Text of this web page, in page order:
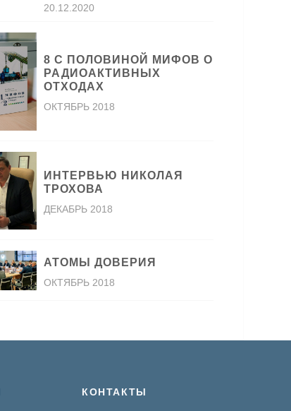
20.12.2020
8 С ПОЛОВИНОЙ МИФОВ О
РАДИОАКТИВНЫХ
ОТХОДАХ
ОКТЯБРЬ 2018
ИНТЕРВЬЮ НИКОЛАЯ
ТРОХОВА
ДЕКАБРЬ 2018
АТОМЫ ДОВЕРИЯ
ОКТЯБРЬ 2018
КОНТАКТЫ